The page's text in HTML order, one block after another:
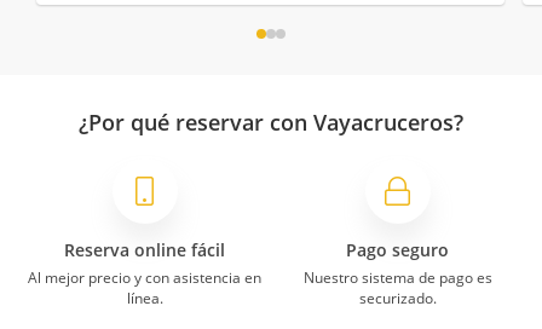
¿Por qué reservar con Vayacruceros?
Reserva online fácil
Al mejor precio y con asistencia en
línea.
Pago seguro
Nuestro sistema de pago es
securizado.